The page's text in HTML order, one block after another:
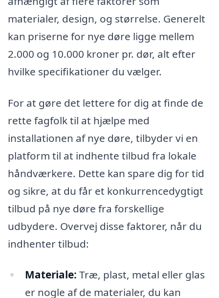
materialer, design, og størrelse. Generelt
kan priserne for nye døre ligge mellem
2.000 og 10.000 kroner pr. dør, alt efter
hvilke specifikationer du vælger.
For at gøre det lettere for dig at finde de
rette fagfolk til at hjælpe med
installationen af nye døre, tilbyder vi en
platform til at indhente tilbud fra lokale
håndværkere. Dette kan spare dig for tid
og sikre, at du får et konkurrencedygtigt
tilbud på nye døre fra forskellige
udbydere. Overvej disse faktorer, når du
indhenter tilbud:
Materiale: Træ, plast, metal eller glas
er nogle af de materialer, du kan